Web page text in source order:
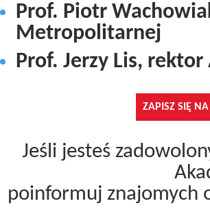
Prof. Piotr
Metropolitarnej
Prof. Jerzy Lis, rektor
ZAPISZ SIĘ
Jeśli jesteś
poinformuj znajomych